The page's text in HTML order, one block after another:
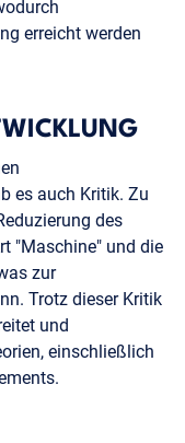
erreicht werden
es auch Kritik. Zu
des
"Maschine" und die
zur
Trotz dieser Kritik
und
einschließlich